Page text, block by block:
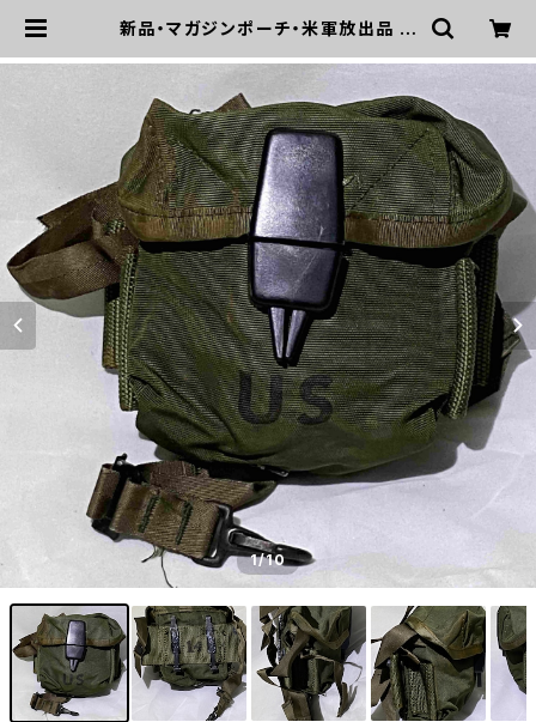
新品・マガジンポーチ・米軍放出品 M
連マガジンポーチ(A0161) | mirisa
1/10